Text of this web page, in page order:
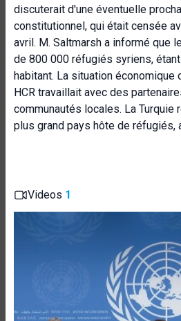
discuterait d'une éventuelle
constitutionnel, qui était censée
avril. M. Saltmarsh a informé que
de 800 000 réfugiés syriens,
habitant. La situation économique
HCR travaillait avec des
communautés locales. La
plus grand pays hôte de réfugiés,
Videos 1